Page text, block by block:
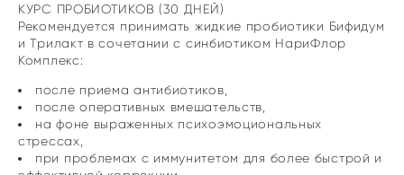
КУРС ПРОБИОТИКОВ (30 ДНЕЙ)
Рекомендуется принимать жидкие пробиотики Бифидум
и Трилакт в сочетании с синбиотиком НариФлор
Комплекс:
после приема антибиотиков,
после оперативных вмешательств,
на фоне выраженных психоэмоциональных
стрессах,
при проблемах с иммунитетом для более быстрой и